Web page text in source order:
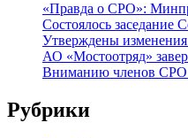
«Правда о СРО»:
Состоялось заседание
Утверждены изменения
АО «Мостоотряд»
Вниманию членов СРО!
Рубрики